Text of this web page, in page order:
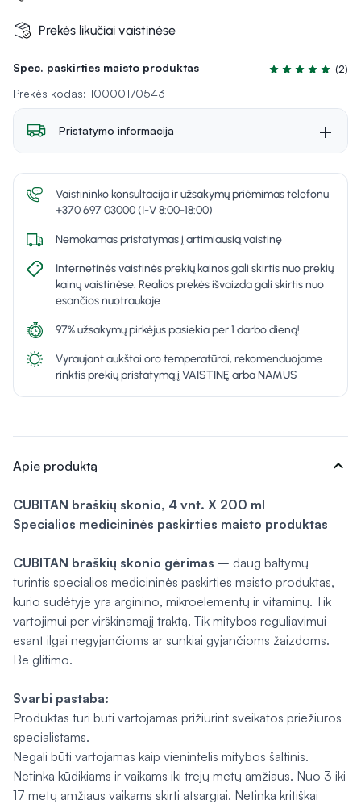
Spec. paskirties maisto produktas
Įvertinimas 5.0
(2)
Prekės kodas: 10000170543
Prekės likučiai vaistinėse
Pristatymo informacija
Vaistininko konsultacija ir užsakymų priėmimas telefonu
+370 697 03000 (I-V 8:00-18:00)
Nemokamas pristatymas į artimiausią vaistinę
Internetinės vaistinės prekių kainos gali skirtis nuo prekių
kainų vaistinėse. Realios prekės išvaizda gali skirtis nuo
esančios nuotraukoje
97% užsakymų pirkėjus pasiekia per 1 darbo dieną!
Vyraujant aukštai oro temperatūrai, rekomenduojame
rinktis prekių pristatymą į VAISTINĘ arba NAMUS
Apie produktą expand_more
CUBITAN braškių skonio, 4 vnt. X 200 ml
Specialios medicininės paskirties maisto produktas
CUBITAN braškių skonio gėrimas – daug baltymų
turintis specialios medicininės paskirties maisto produktas,
kurio sudėtyje yra arginino, mikroelementų ir vitaminų. Tik
vartojimui per virškinamąjį traktą. Tik mitybos reguliavimui
esant ilgai negyjančioms ar sunkiai gyjančioms žaizdoms.
Be glitimo.
Svarbi pastaba:
Produktas turi būti vartojamas prižiūrint sveikatos priežiūros
specialistams.
Negali būti vartojamas kaip vienintelis mitybos šaltinis.
Netinka kūdikiams ir vaikams iki trejų metų amžiaus. Nuo 3 iki
17 metų amžiaus vaikams skirti atsargiai. Netinka kritiškai